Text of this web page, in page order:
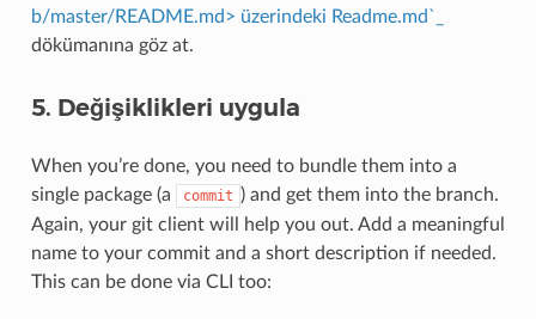
b/master/README.md> üzerindeki Readme.md`_
dökümanına göz at.
5. Değişiklikleri uygula
When you’re done, you need to bundle them into a
single package (a
commit ) and get them into the branch.
Again, your git client will help you out. Add a meaningful
name to your commit and a short description if needed.
This can be done via CLI too: